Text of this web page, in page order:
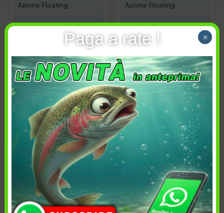
Azione: Floating
Affondabilità: Top Water
N/Shell
Esaurito
Avvisami quando
disponibile
Azione: Floating
Affondabilità: Top Water
Super Wakasagi
Avvisami quando
disponibile
Paga a rate ! ×